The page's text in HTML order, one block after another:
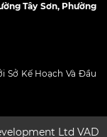
Tây Sơn, Phường
Sở Kế Hoạch Và Đầu
Ltd VAD